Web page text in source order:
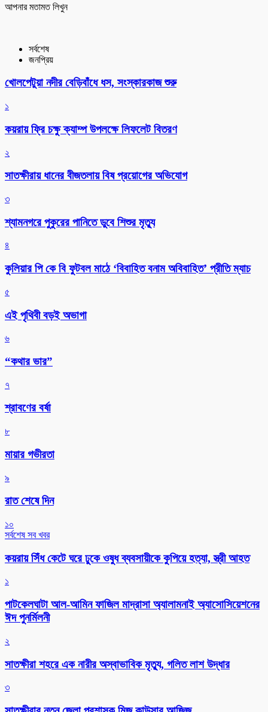
আপনার মতামত লিখুন
সর্বশেষ
জনপ্রিয়
খোলপেটুয়া নদীর বেড়িবাঁধে ধস, সংস্কারকাজ শুরু
১
কয়রায় ফ্রি চক্ষু ক্যাম্প উপলক্ষে লিফলেট বিতরণ
২
সাতক্ষীরায় ধানের বীজতলায় বিষ প্রয়োগের অভিযোগ
৩
শ্যামনগরে পুকুরের পানিতে ডুবে শিশুর মৃত্যু
৪
কুলিয়ার পি কে বি ফুটবল মাঠে ‘বিবাহিত বনাম অবিবাহিত’ প্রীতি ম্যাচ
৫
এই পৃথিবী বড়ই অভাগা
৬
“কথার ভার”
৭
শ্রাবণের বর্ষা
৮
মায়ার গভীরতা
৯
রাত শেষে দিন
১০
সর্বশেষ সব খবর
কয়রায় সিঁধ কেটে ঘরে ঢুকে ওষুধ ব্যবসায়ীকে কুপিয়ে হত্যা, স্ত্রী আহত
১
পাটকেলঘাটা আল-আমিন ফাজিল মাদ্রাসা অ্যালামনাই অ্যাসোসিয়েশনের
ঈদ পুনর্মিলনী
২
সাতক্ষীরা শহরে এক নারীর অস্বাভাবিক মৃত্যু, গলিত লাশ উদ্ধার
৩